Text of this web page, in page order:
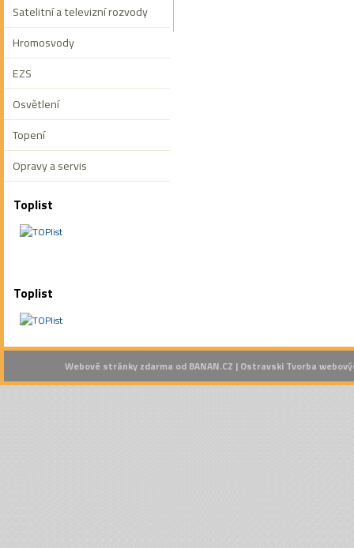
Satelitní a televizní rozvody
Hromosvody
EZS
Osvětlení
Topení
Opravy a servis
Toplist
Toplist
Webové stránky zdarma od BANAN.CZ | Ostravski Tvorba